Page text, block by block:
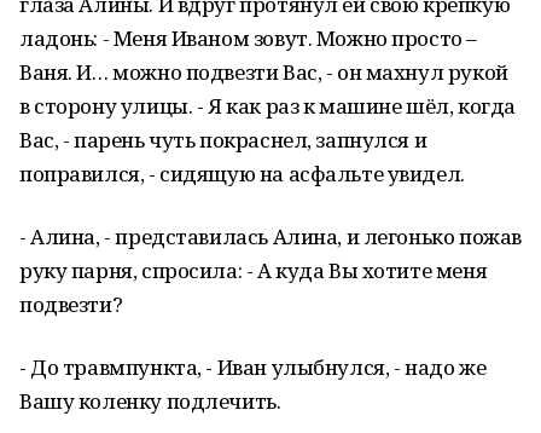
ладонь: - Меня Иваном зовут. Можно просто –
Ваня. И… можно подвезти Вас, - он махнул рукой
в сторону улицы. - Я как раз к машине шёл, когда
Вас, - парень чуть покраснел, запнулся и
поправился, - сидящую на асфальте увидел.
- Алина, - представилась Алина, и легонько пожав
руку парня, спросила: - А куда Вы хотите меня
подвезти?
- До травмпункта, - Иван улыбнулся, - надо же
Вашу коленку подлечить.